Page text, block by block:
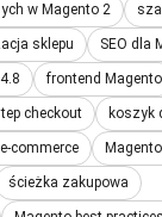
w Magento 2
sklepu SEO dla
frontend Magento
checkout koszyk
commerce
ścieżka zakupowa